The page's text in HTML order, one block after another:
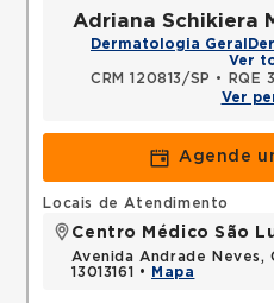
Adriana Schikiera
Dermatologia Geral
Ver
CRM 120813/SP •
RQE
Ver
Agende
Locais de Atendimento
Centro Médico São
Avenida Andrade Neves,
13013161 •
Mapa